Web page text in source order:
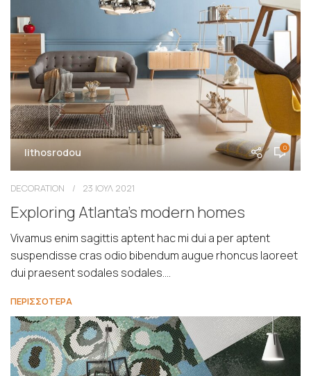
lithosrodou 0
DECORATION 23 ΙΟΥΛ 2021
Exploring Atlanta’s modern homes
Vivamus enim sagittis aptent hac mi dui a per aptent
suspendisse cras odio bibendum augue rhoncus laoreet
dui praesent sodales sodales....
ΠΕΡΙΣΣΟΤΕΡΑ